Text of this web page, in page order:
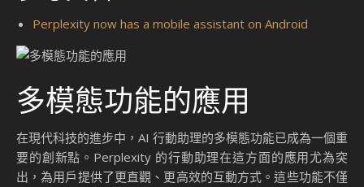
Perplexity now has a mobile assistant on Android
多模態功能的應用
在現代科技的進步中，AI 行動助理的多模態功能已成為一個重
要的創新點。Perplexity 的行動助理在這方面的應用尤為突
出，為用戶提供了更直觀、更高效的互動方式。這些功能不僅